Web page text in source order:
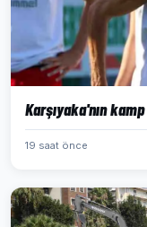
Karşıyaka'nın
19 saat önce